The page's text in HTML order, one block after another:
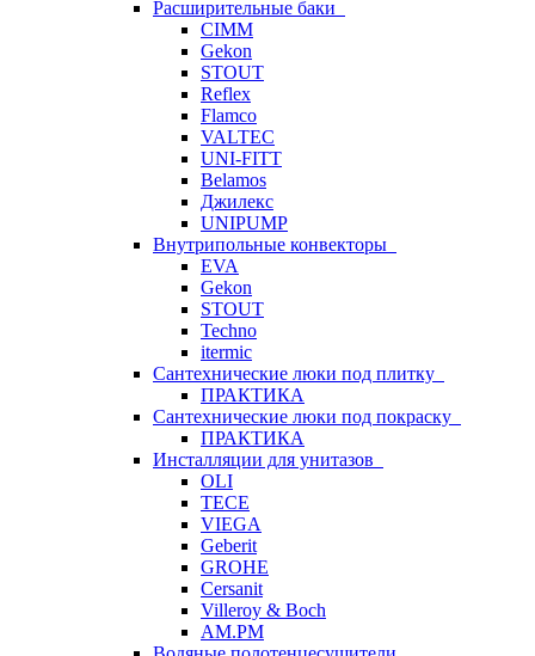
Расширительные баки
CIMM
Gekon
STOUT
Reflex
Flamco
VALTEC
UNI-FITT
Belamos
Джилекс
UNIPUMP
Внутрипольные конвекторы
EVA
Gekon
STOUT
Techno
itermic
Сантехнические люки под плитку
ПРАКТИКА
Сантехнические люки под покраску
ПРАКТИКА
Инсталляции для унитазов
OLI
TECE
VIEGA
Geberit
GROHE
Cersanit
Villeroy & Boch
AM.PM